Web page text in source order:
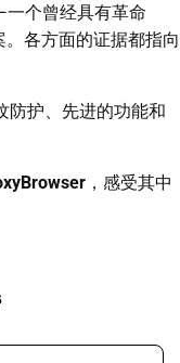
个曾经具有革命
各方面的证据都指向
防护、先进的功能和
，感受其中